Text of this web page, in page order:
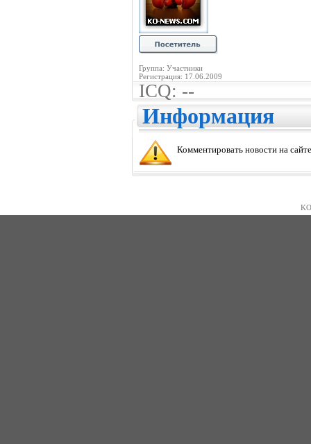
Группа: Участники
Регистрация: 17.06.2009
ICQ: --
Информация
Комментировать новости на